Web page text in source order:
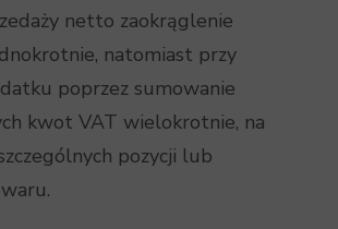
netto zaokrąglenie
natomiast przy
poprzez sumowanie
kwot VAT wielokrotnie, na
pozycji lub